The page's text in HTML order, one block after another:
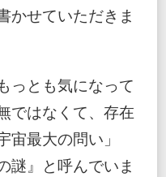
かせていただきま
っとも気になって
ではなくて、存在
宙最大の問い」
謎』と呼んでいま